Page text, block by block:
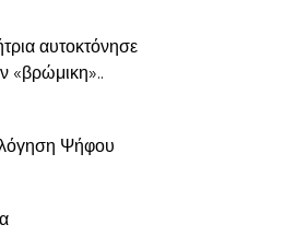
αυτοκτόνησε
«βρώμικη»..
Ψήφου